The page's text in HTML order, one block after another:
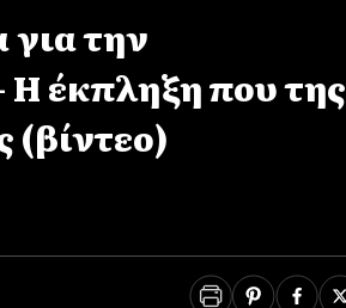
για την
Η έκπληξη που της
(βίντεο)